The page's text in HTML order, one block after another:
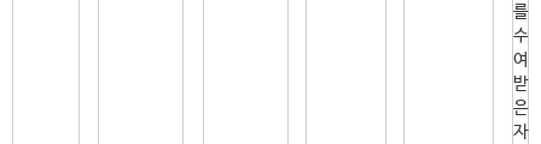
를
수
여
받
은
자